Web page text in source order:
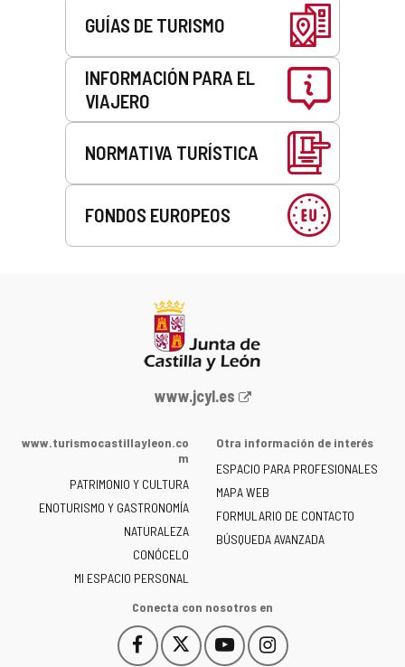
GUÍAS DE TURISMO
INFORMACIÓN PARA EL
VIAJERO
NORMATIVA TURÍSTICA
FONDOS EUROPEOS
Portal
la
de
Castilla
y
León
-
www.jcyl.es
www.turismocastillayleon.co
m
PATRIMONIO Y CULTURA
ENOTURISMO Y GASTRONOMÍA
NATURALEZA
CONÓCELO
MI ESPACIO PERSONAL
Otra información de interés
ESPACIO PARA PROFESIONALES
MAPA WEB
FORMULARIO DE CONTACTO
BÚSQUEDA AVANZADA
Conecta con nosotros en
Facebook
Este
Este
YouTube
Este
Instagram
Este